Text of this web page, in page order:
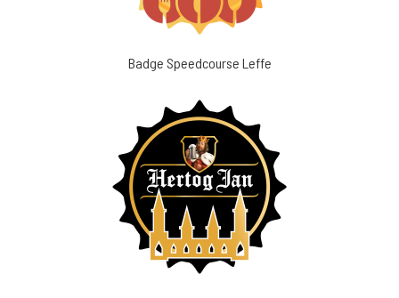
Badge Speedcourse Leffe